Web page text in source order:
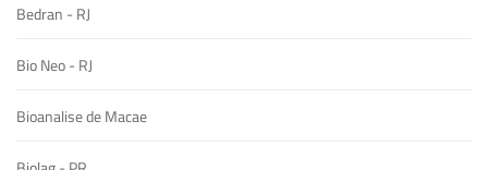
Bedran - RJ
Bio Neo - RJ
Bioanalise de Macae